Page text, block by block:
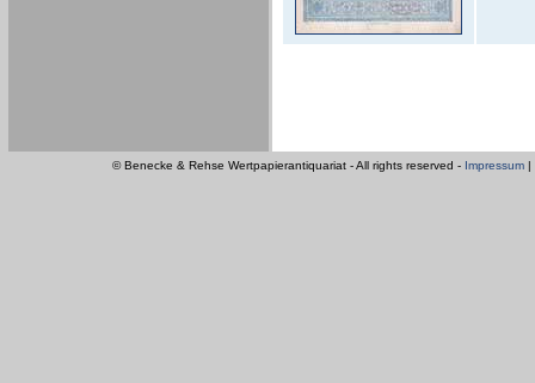
© Benecke & Rehse Wertpapierantiquariat - All rights reserved - Impressum |